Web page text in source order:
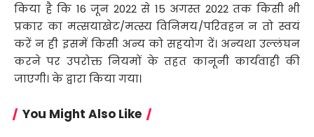
किया है कि 16 जून 2022 से 15 अगस्त 2022 तक किसी भी
प्रकार का मत्सयाखेट/मत्स्य विनिमय/परिवहन न तो स्वयं
करें न ही इसमें किसी अन्य को सहयोग दें। अन्यथा उल्लंघन
करने पर उपरोक्त नियमों के तहत कानूनी कार्यवाही की
जाएगी। के द्वारा किया गया।
You Might Also Like